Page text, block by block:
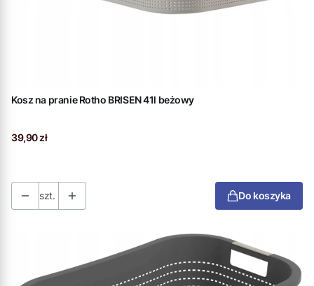
Kosz na pranie Rotho BRISEN 41l beżowy
Cena
39,90 zł
szt. Do koszyka